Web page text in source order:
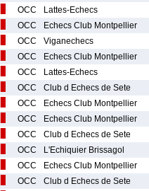
OCC Lattes-Echecs
OCC Echecs Club Montpellier
OCC Viganechecs
OCC Echecs Club Montpellier
OCC Lattes-Echecs
OCC Club d Echecs de Sete
OCC Echecs Club Montpellier
OCC Echecs Club Montpellier
OCC Club d Echecs de Sete
OCC L'Echiquier Brissagol
OCC Echecs Club Montpellier
OCC Club d Echecs de Sete